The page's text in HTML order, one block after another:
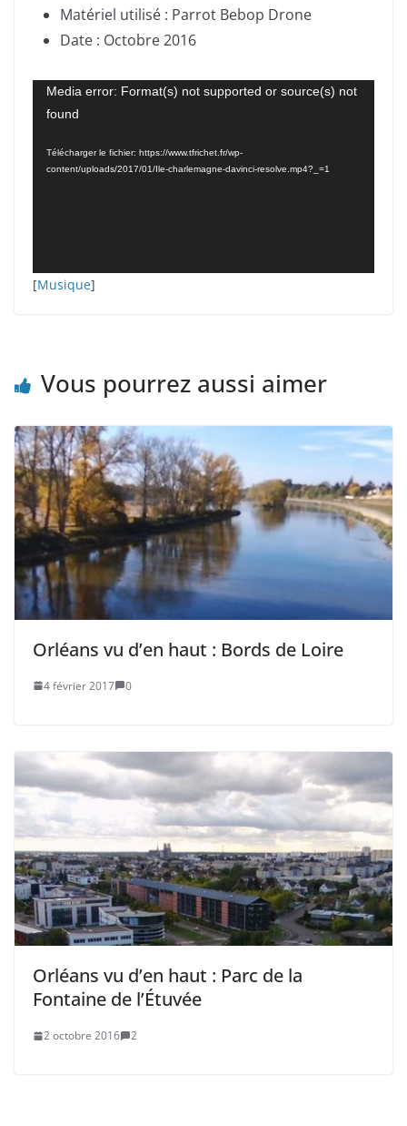
Matériel utilisé : Parrot Bebop Drone
Date : Octobre 2016
Lecteur
vidéo
Media error: Format(s) not supported or source(s) not
found
Télécharger le fichier: https://www.tfrichet.fr/wp-
content/uploads/2017/01/Ile-charlemagne-davinci-resolve.mp4?_=1
[Musique]
Vous pourrez aussi aimer
Orléans vu d’en haut : Bords de Loire
4 février 2017 0
Orléans vu d’en haut : Parc de la
Fontaine de l’Étuvée
2 octobre 2016 2